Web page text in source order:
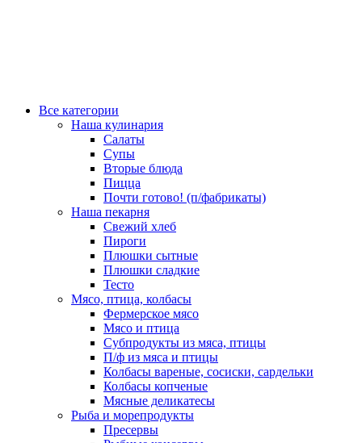
Все категории
Наша кулинария
Салаты
Супы
Вторые блюда
Пицца
Почти готово! (п/фабрикаты)
Наша пекарня
Свежий хлеб
Пироги
Плюшки сытные
Плюшки сладкие
Тесто
Мясо, птица, колбасы
Фермерское мясо
Мясо и птица
Субпродукты из мяса, птицы
П/ф из мяса и птицы
Колбасы вареные, сосиски, сардельки
Колбасы копченые
Мясные деликатесы
Рыба и морепродукты
Пресервы